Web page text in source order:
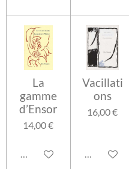
La
gamme
d’Ensor
14,00 €
Ajouter au panier
Vacillati
ons
16,00 €
Ajouter au